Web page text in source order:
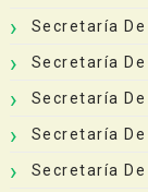
Secretaría De
Secretaría De
Secretaría
Secretaría
Secretaría De